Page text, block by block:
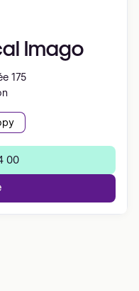
Imago
175
00